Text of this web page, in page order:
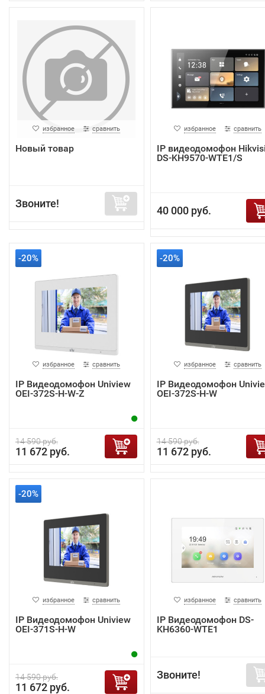
избранное сравнить
Новый товар
Звоните!
избранное сравнить
IP видеодомофон
DS-KH9570-WTE1/S
40 000 руб.
-20%
избранное сравнить
IP Видеодомофон Uniview
OEI-372S-H-W-Z
14 590 руб.
11 672 руб.
-20%
избранное сравнить
IP Видеодомофон
OEI-372S-H-W
14 590 руб.
11 672 руб.
-20%
избранное сравнить
IP Видеодомофон Uniview
OEI-371S-H-W
14 590 руб.
11 672 руб.
избранное сравнить
IP Видеодомофон DS-
KH6360-WTE1
Звоните!